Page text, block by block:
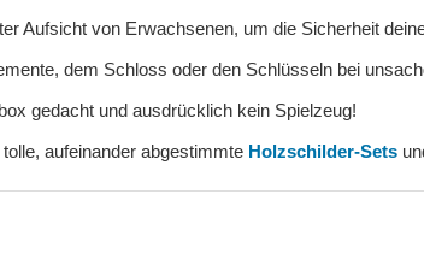
Aufsicht von Erwachsenen, um die Sicherheit
dem Schloss oder den Schlüsseln bei
gedacht und ausdrücklich kein Spielzeug!
aufeinander abgestimmte Holzschilder-Sets